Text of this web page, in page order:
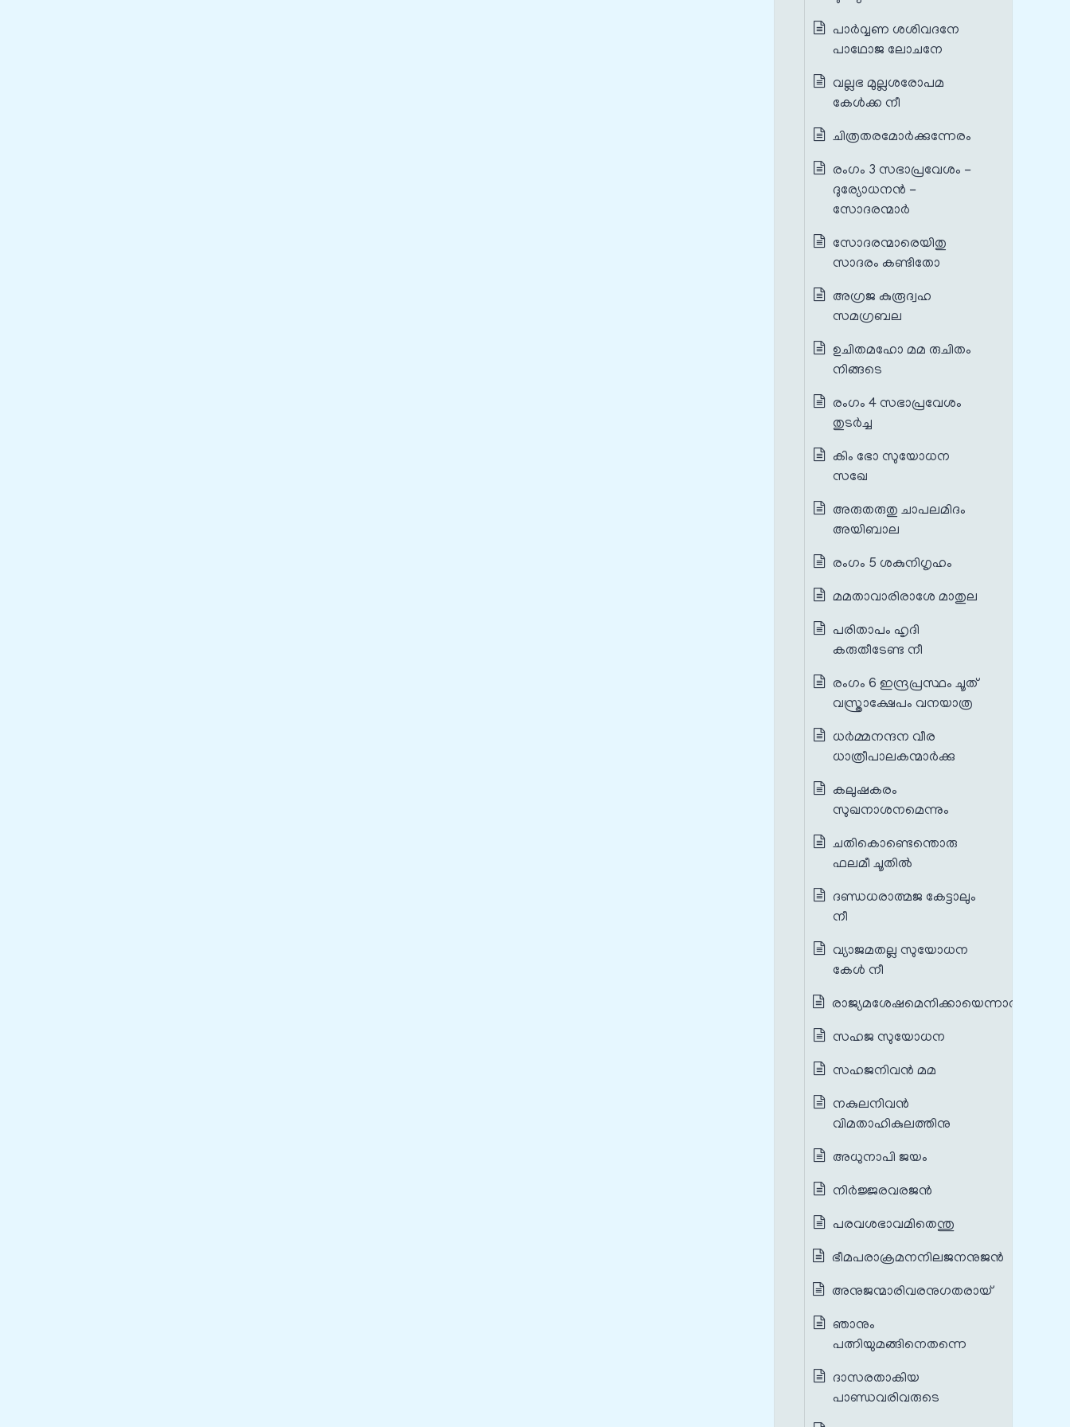
പാര്‍വ്വണ ശശിവദനേ
പാഥോജ ലോചനേ
വല്ലഭ മുല്ലശരോപമ
കേള്‍ക്ക നീ
ചിത്രതരമോര്‍ക്കുന്നേരം
രംഗം 3 സഭാപ്രവേശം -
ദുര്യോധനൻ -
സോദരന്മാർ
സോദരന്മാരെയിതു
സാദരം കണ്ടിതോ
അഗ്രജ കുരൂദ്വഹ
സമഗ്രബല
ഉചിതമഹോ മമ രുചിതം
നിങ്ങടെ
രംഗം 4 സഭാപ്രവേശം
തുടർച്ച
കിം ഭോ സുയോധന
സഖേ
അരുതരുതു ചാപലമിദം
അയിബാല
രംഗം 5 ശകുനിഗൃഹം
മമതാവാരിരാശേ മാതുല
പരിതാപം ഹൃദി
കരുതീടേണ്ട നീ
രംഗം 6 ഇന്ദ്രപ്രസ്ഥം ചൂത്
വസ്ത്രാക്ഷേപം വനയാത്ര
ധര്‍മ്മനന്ദന വീര
ധാത്രീപാലകന്മാര്‍ക്കു
കലുഷകരം
സുഖനാശനമെന്നും
ചതികൊണ്ടെന്തൊരു
ഫലമീ ചൂതില്‍
ദണ്ഡധരാത്മജ കേട്ടാലും
നീ
വ്യാജമതല്ല സുയോധന
കേള്‍ നീ
രാജ്യമശേഷമെനിക്കായെന്നാല്‍
സഹജ സുയോധന
സഹജനിവന്‍ മമ
നകുലനിവന്‍
വിമതാഹികുലത്തിനു
അധുനാപി ജയം
നിര്‍ജ്ജരവരജന്‍
പരവശഭാവമിതെന്തു
ഭീമപരാക്രമനനിലജനനുജന്‍
അനുജന്മാരിവരനുഗതരായ്
ഞാനും
പത്നിയുമങ്ങിനെതന്നെ
ദാസരതാകിയ
പാണ്ഡവരിവരുടെ